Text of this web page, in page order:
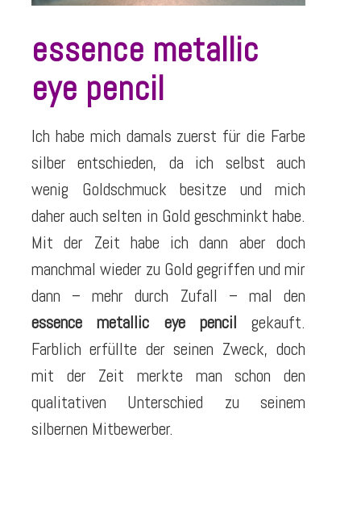
essence metallic
eye pencil
Ich habe mich damals zuerst für die Farbe
silber entschieden, da ich selbst auch
wenig Goldschmuck besitze und mich
daher auch selten in Gold geschminkt habe.
Mit der Zeit habe ich dann aber doch
manchmal wieder zu Gold gegriffen und mir
dann – mehr durch Zufall – mal den
essence metallic eye pencil gekauft.
Farblich erfüllte der seinen Zweck, doch
mit der Zeit merkte man schon den
qualitativen Unterschied zu seinem
silbernen Mitbewerber.